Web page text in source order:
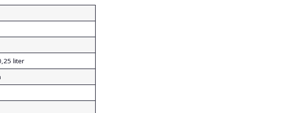
liter